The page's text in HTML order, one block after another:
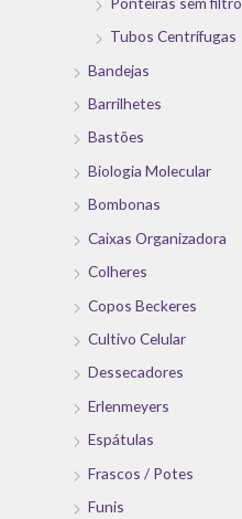
Tubos Centrífugas
Bandejas
Barrilhetes
Bastões
Biologia Molecular
Bombonas
Caixas Organizadora
Colheres
Copos Beckeres
Cultivo Celular
Dessecadores
Erlenmeyers
Espátulas
Frascos / Potes
Funis